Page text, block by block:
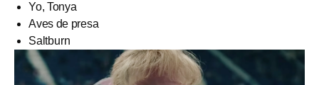
Yo, Tonya
Aves de presa
Saltburn